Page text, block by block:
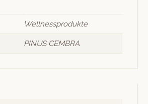
Wellnessprodukte
PINUS CEMBRA